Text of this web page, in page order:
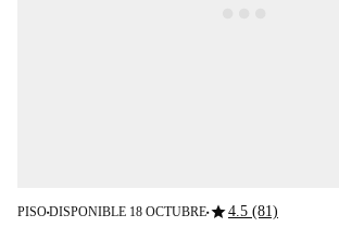
PISO■DISPONIBLE 18 OCTUBRE■star4.5 (81)